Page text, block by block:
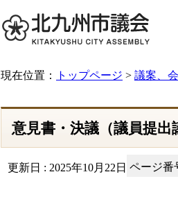
現在位置： トップページ > 議案、
意見書・決議（議員提出
更新日 : 2025年10月22日 ページ番